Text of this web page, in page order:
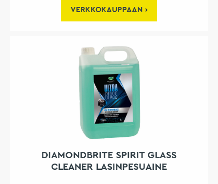
VERKKOKAUPPAAN
DIAMONDBRITE SPIRIT GLASS
CLEANER LASINPESUAINE